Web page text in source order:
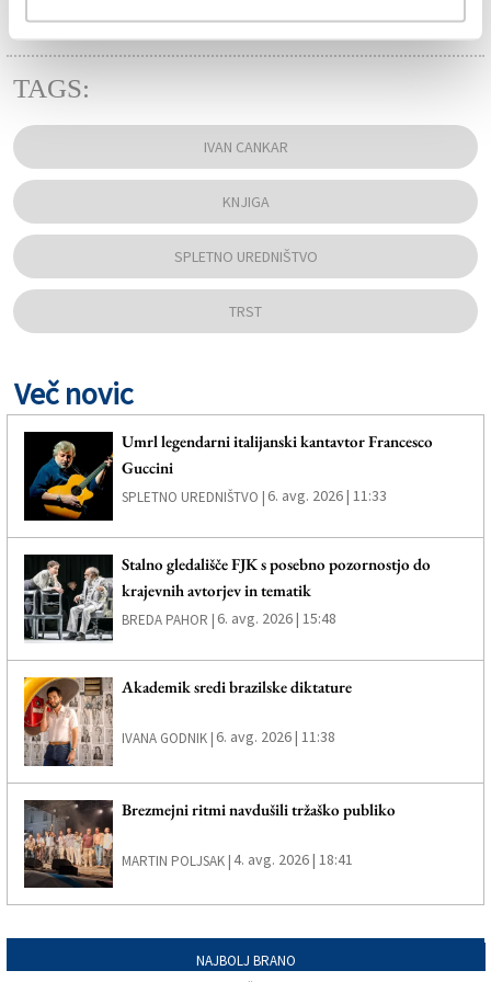
TAGS:
IVAN CANKAR
KNJIGA
SPLETNO UREDNIŠTVO
TRST
Več novic
Umrl legendarni italijanski kantavtor Francesco
Guccini
SPLETNO UREDNIŠTVO | 6. avg. 2026 | 11:33
Stalno gledališče FJK s posebno pozornostjo do
krajevnih avtorjev in tematik
BREDA PAHOR | 6. avg. 2026 | 15:48
Akademik sredi brazilske diktature
IVANA GODNIK | 6. avg. 2026 | 11:38
Brezmejni ritmi navdušili tržaško publiko
MARTIN POLJSAK |4. avg. 2026 | 18:41
NAJBOLJ BRANO